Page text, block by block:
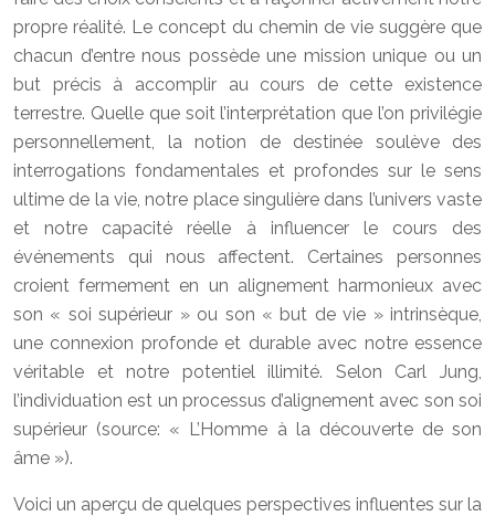
propre réalité. Le concept du chemin de vie suggère que
chacun d’entre nous possède une mission unique ou un
but précis à accomplir au cours de cette existence
terrestre. Quelle que soit l’interprétation que l’on privilégie
personnellement, la notion de destinée soulève des
interrogations fondamentales et profondes sur le sens
ultime de la vie, notre place singulière dans l’univers vaste
et notre capacité réelle à influencer le cours des
événements qui nous affectent. Certaines personnes
croient fermement en un alignement harmonieux avec
son « soi supérieur » ou son « but de vie » intrinsèque,
une connexion profonde et durable avec notre essence
véritable et notre potentiel illimité. Selon Carl Jung,
l’individuation est un processus d’alignement avec son soi
supérieur (source: « L’Homme à la découverte de son
âme »).
Voici un aperçu de quelques perspectives influentes sur la